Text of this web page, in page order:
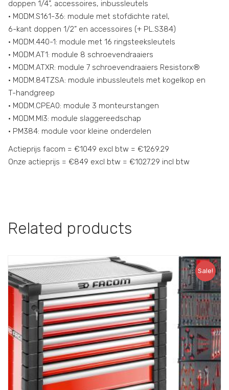
doppen 1/4”, accessoires, inbussleutels
• MODM.S161-36: module met stofdichte ratel,
6-kant doppen 1/2” en accessoires (+ PL.S384)
• MODM.440-1: module met 16 ringsteeksleutels
• MODM.AT1: module 8 schroevendraaiers
• MODM.ATXR: module 7 schroevendraaiers Resistorx®
• MODM.84TZSA: module inbussleutels met kogelkop en
T-handgreep
• MODM.CPEA0: module 3 monteurstangen
• MODM.MI3: module slaggereedschap
• PM384: module voor kleine onderdelen
Actieprijs facom = €1049 excl btw = €1269.29
Onze actieprijs = €849 excl btw = €1027.29 incl btw
Related products
Sale!